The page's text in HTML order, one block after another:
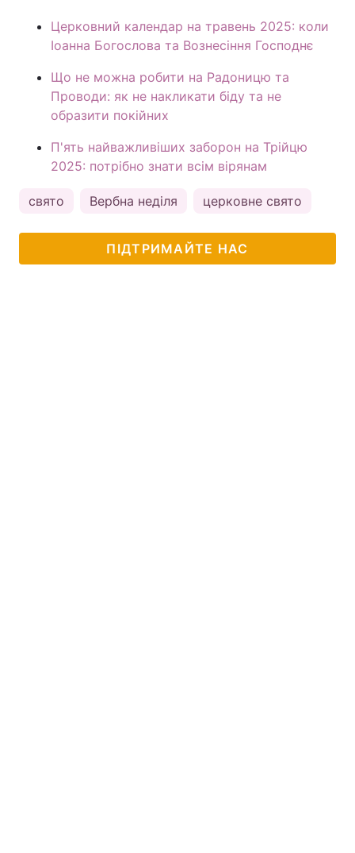
Церковний календар на травень 2025: коли
Іоанна Богослова та Вознесіння Господнє
Що не можна робити на Радоницю та
Проводи: як не накликати біду та не
образити покійних
П'ять найважливіших заборон на Трійцю
2025: потрібно знати всім вірянам
свято Вербна неділя церковне свято
ПІДТРИМАЙТЕ НАС